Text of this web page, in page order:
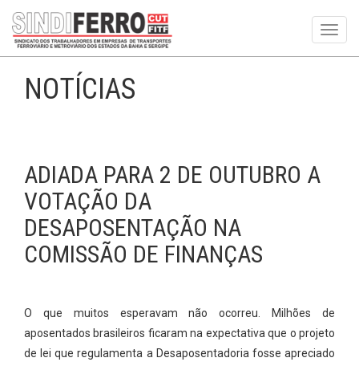
NOTÍCIAS
ADIADA PARA 2 DE OUTUBRO A
VOTAÇÃO DA
DESAPOSENTAÇÃO NA
COMISSÃO DE FINANÇAS
O que muitos esperavam não ocorreu. Milhões de
aposentados brasileiros ficaram na expectativa que o projeto
de lei que regulamenta a Desaposentadoria fosse apreciado